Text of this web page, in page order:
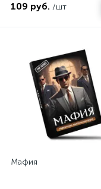
109 руб. /шт
Мафия